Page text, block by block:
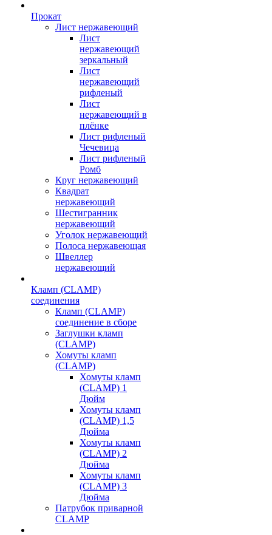
Прокат
Лист нержавеющий
Лист
нержавеющий
зеркальный
Лист
нержавеющий
рифленый
Лист
нержавеющий в
плёнке
Лист рифленый
Чечевица
Лист рифленый
Ромб
Круг нержавеющий
Квадрат
нержавеющий
Шестигранник
нержавеющий
Уголок нержавеющий
Полоса нержавеющая
Швеллер
нержавеющий
Кламп (CLAMP)
соединения
Кламп (CLAMP)
соединение в сборе
Заглушки кламп
(CLAMP)
Хомуты кламп
(CLAMP)
Хомуты кламп
(CLAMP) 1
Дюйм
Хомуты кламп
(CLAMP) 1,5
Дюйма
Хомуты кламп
(CLAMP) 2
Дюйма
Хомуты кламп
(CLAMP) 3
Дюйма
Патрубок приварной
CLAMP